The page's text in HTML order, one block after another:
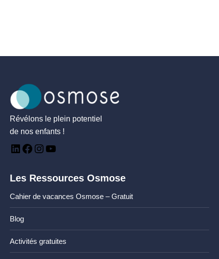
Révélons le plein potentiel
de nos enfants !
Les Ressources Osmose
Cahier de vacances Osmose – Gratuit
Blog
Activités gratuites